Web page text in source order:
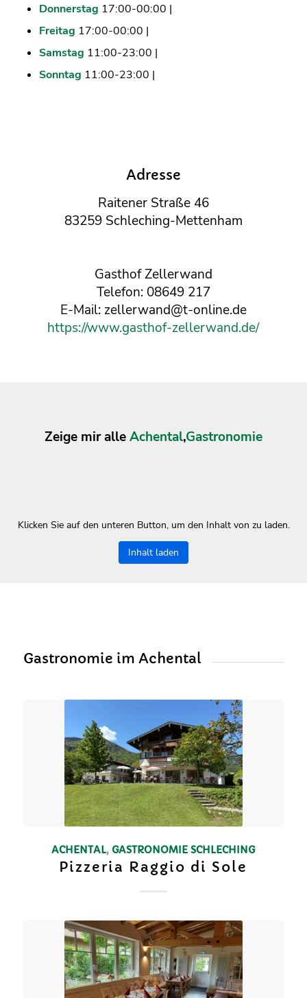
Donnerstag 17:00-00:00 |
Freitag 17:00-00:00 |
Samstag 11:00-23:00 |
Sonntag 11:00-23:00 |
Adresse
Raitener Straße 46
83259 Schleching-Mettenham
Gasthof Zellerwand
Telefon: 08649 217
E-Mail: zellerwand@t-online.de
https://www.gasthof-zellerwand.de/
Zeige mir alleAchental,Gastronomie
Klicken Sie auf den unteren Button, um den Inhalt von zu laden.
Inhalt laden
Gastronomie im Achental
ACHENTAL, GASTRONOMIE SCHLECHING
Pizzeria Raggio di Sole